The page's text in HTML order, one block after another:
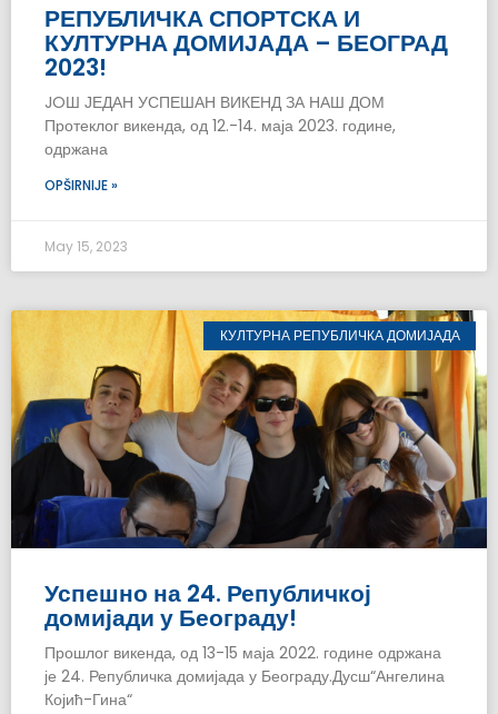
РЕПУБЛИЧКА СПОРТСКА И
КУЛТУРНА ДОМИЈАДА – БЕОГРАД
2023!
JOШ ЈЕДАН УСПЕШАН ВИКЕНД ЗА НАШ ДОМ
Протеклог викенда, од 12.-14. маја 2023. године,
одржана
OPŠIRNIJE »
May 15, 2023
КУЛТУРНА РЕПУБЛИЧКА ДОМИЈАДА
Успешно на 24. Републичкој
домијади у Београду!
Прошлог викенда, од 13-15 маја 2022. године одржана
је 24. Републичка домијада у Београду.Дусш“Ангелина
Којић-Гина“